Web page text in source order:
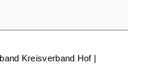
Kreisverband Hof